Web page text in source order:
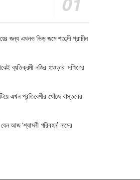
জন্য এখনও ভিড় জমে শতাব্দী প্রাচীন
ব্যতিক্রমী নজির হাওড়ার ‘দক্ষিণের
এখন প্রতিবেশীর খোঁজে বাস্তবের
আজ ‘শ্যামলী পরিবহন’ নামের